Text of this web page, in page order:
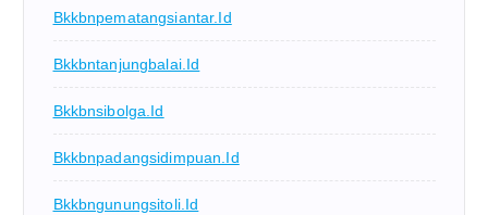
Bkkbnpematangsiantar.id
Bkkbntanjungbalai.id
Bkkbnsibolga.id
Bkkbnpadangsidimpuan.id
Bkkbngunungsitoli.id